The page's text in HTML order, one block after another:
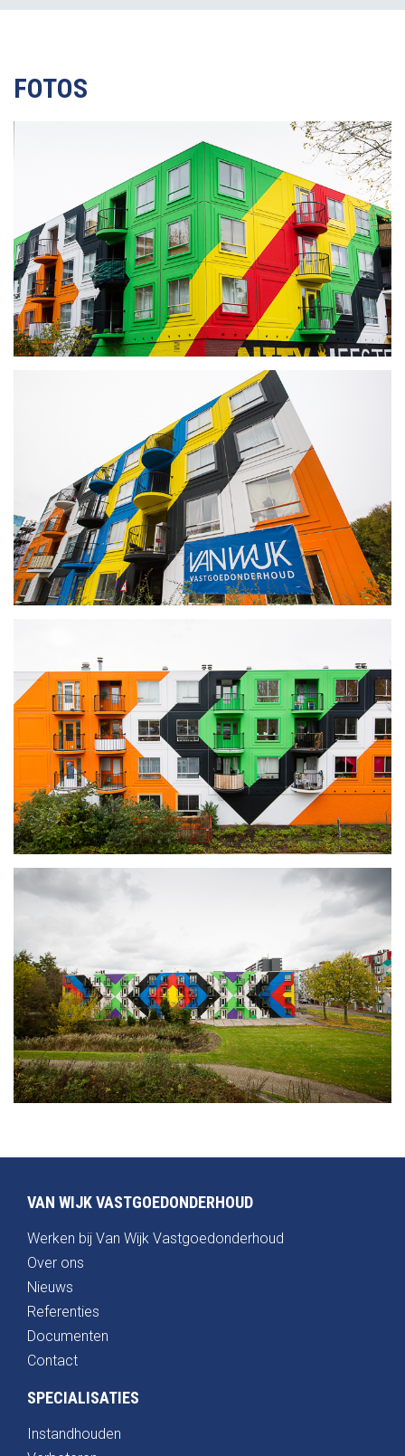
FOTOS
VAN WIJK VASTGOEDONDERHOUD
Werken bij Van Wijk Vastgoedonderhoud
Over ons
Nieuws
Referenties
Documenten
Contact
SPECIALISATIES
Instandhouden